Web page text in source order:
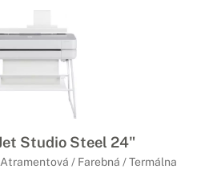
Studio Steel 24"
/ Farebná / Termálna